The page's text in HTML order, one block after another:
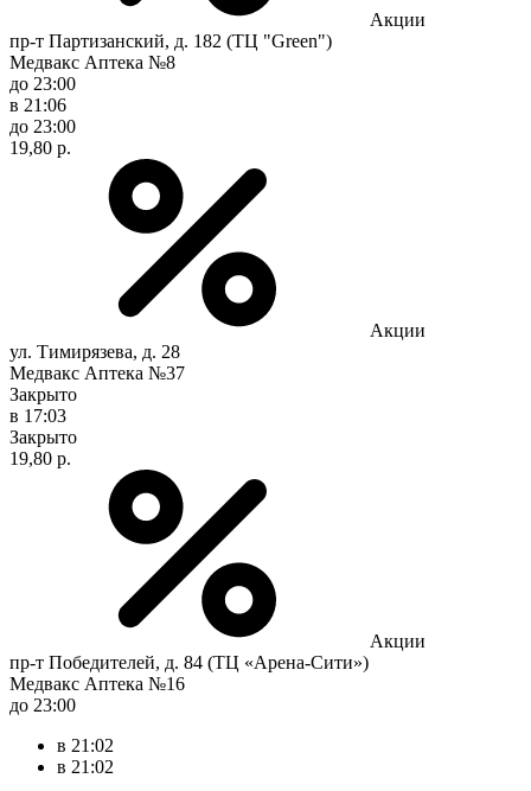
Акции
пр-т Партизанский, д. 182 (ТЦ "Green")
Медвакс Аптека №8
до 23:00
в 21:06
до 23:00
19,80 р.
Акции
ул. Тимирязева, д. 28
Медвакс Аптека №37
Закрыто
в 17:03
Закрыто
19,80 р.
Акции
пр-т Победителей, д. 84 (ТЦ «Арена-Сити»)
Медвакс Аптека №16
до 23:00
в 21:02
в 21:02